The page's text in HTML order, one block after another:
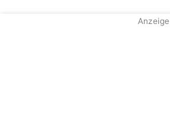
Anzeige